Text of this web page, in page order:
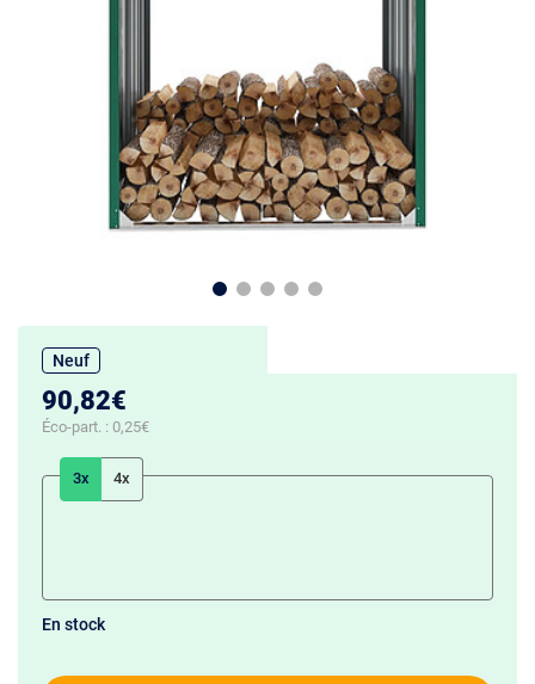
Neuf
90,82€
Éco-part. : 0,25€
3x 4x
En stock